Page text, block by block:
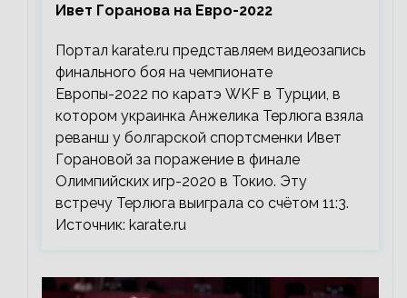
Ивет Горанова на Евро-2022
Портал karate.ru представляем видеозапись
финального боя на чемпионате
Европы-2022 по каратэ WKF в Турции, в
котором украинка Анжелика Терлюга взяла
реванш у болгарской спортсменки Ивет
Горановой за поражение в финале
Олимпийских игр-2020 в Токио. Эту
встречу Терлюга выиграла со счётом 11:3.
Источник: karate.ru